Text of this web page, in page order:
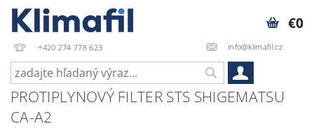
+420 274 778 623 info@klimafil.cz
€0
PROTIPLYNOVÝ FILTER STS SHIGEMATSU
CA-A2